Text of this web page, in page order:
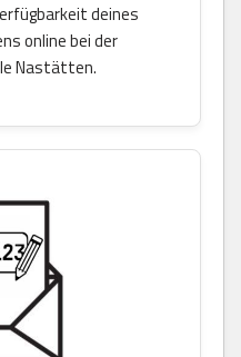
deines
online bei der
Nastätten.